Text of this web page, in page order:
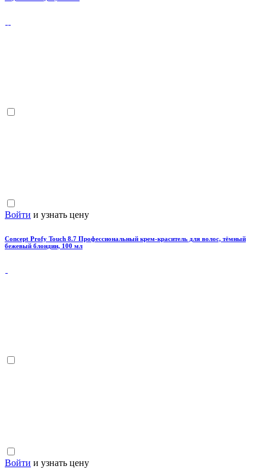
Войти и узнать цену
Concept Profy Touch 8.7 Профессиональный крем-краситель для волос, тёмный
бежевый блондин, 100 мл
Войти и узнать цену